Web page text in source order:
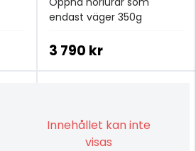
endast väger 350g
3 790 kr
Innehållet kan inte
visas